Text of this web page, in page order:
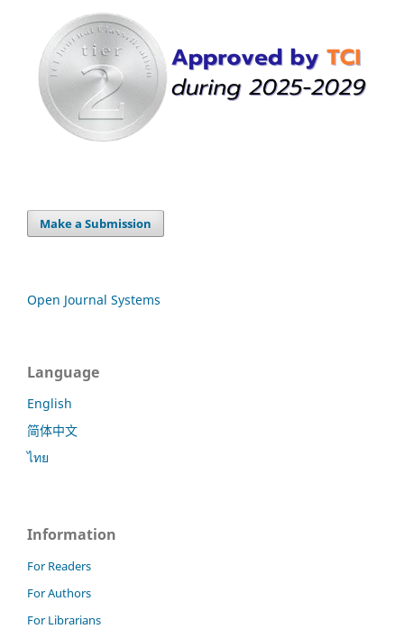
Make a Submission
Open Journal Systems
Language
English
简体中文
ไทย
Information
For Readers
For Authors
For Librarians